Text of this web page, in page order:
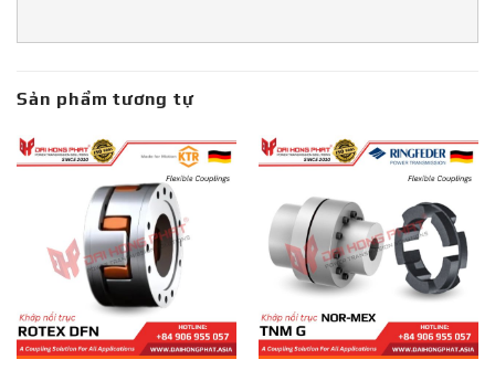
Sản phẩm tương tự